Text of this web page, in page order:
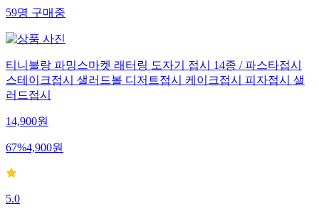
59명구매중
티니블랑 파밍스마켓 래터링 도자기 접시 14종 / 파스타접시
스테이크접시 샐러드볼 디저트접시 케이크접시 피자접시 샐
러드접시
14,900원
67%4,900원
5.0